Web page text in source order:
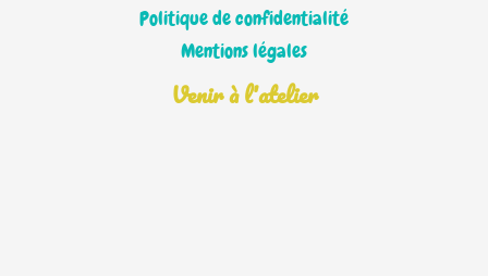
Politique de confidentialité
Mentions légales
Venir à l'atelier